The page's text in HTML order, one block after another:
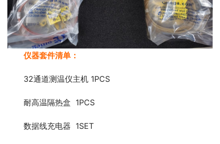
仪器套件清单：
32通道测温仪主机 1PCS
耐高温隔热盒 1PCS
数据线充电器 1SET